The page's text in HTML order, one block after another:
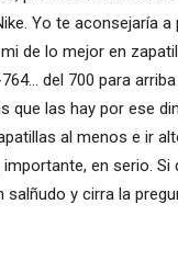
Yo te aconsejaría
de lo mejor en
del 700 para
que las hay por ese
al menos e ir
en serio.
salñudo y cirra la